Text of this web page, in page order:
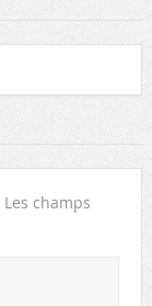
Les champs